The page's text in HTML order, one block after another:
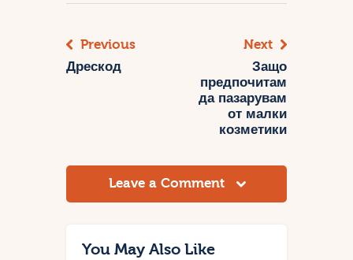
Навигация
Previous
Дрескод
Next
Защо
предпочитам
да пазарувам
от малки
козметики
Leave a Comment
You May Also Like